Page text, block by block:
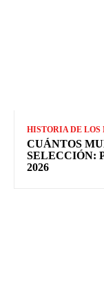
HISTORIA DE
CUÁNTOS
SELECCIÓN:
2026